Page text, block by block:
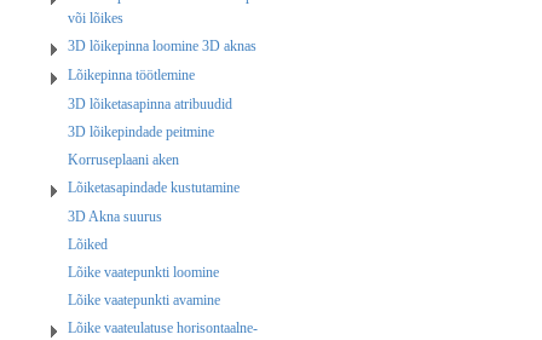
või lõikes
3D lõikepinna loomine 3D aknas
Lõikepinna töötlemine
3D lõiketasapinna atribuudid
3D lõikepindade peitmine
Korruseplaani aken
Lõiketasapindade kustutamine
3D Akna suurus
Lõiked
Lõike vaatepunkti loomine
Lõike vaatepunkti avamine
Lõike vaateulatuse horisontaalne-